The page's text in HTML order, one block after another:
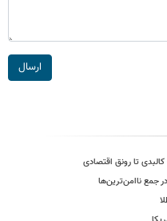
ارسال
تا رونق اقتصادی